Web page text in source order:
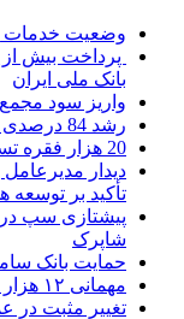
وضعیت خدمات
بانک ملی ایران
واریز سود
رشد 84 درصدی درآمدهای بانک اقتصادنوین
20 هزار فقره تسهیلات «آساوام» اقتصادنوین پرداخت شد
دیدار
تأکید بر
شاپرک
حمایت بانک
مهمانی ۱۲ هزار نفری بانک صادرات ایران
تغییر مثبت در